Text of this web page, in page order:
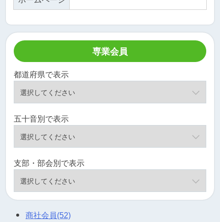
専業会員
都道府県で表示
五十音別で表示
支部・部会別で表示
商社会員(52)